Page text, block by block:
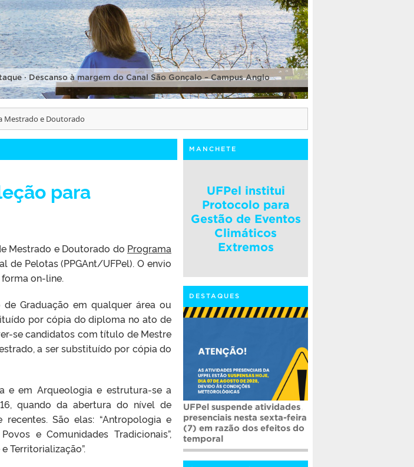
· Descanso à margem do Canal São Gonçalo – Campus Anglo
Mestrado e Doutorado
para
Mestrado e Doutorado do Programa
de Pelotas (PPGAnt/UFPel). O envio
on-line.
Graduação em qualquer área ou
por cópia do diploma no ato de
se candidatos com título de Mestre
a ser substituído por cópia do
e em Arqueologia e estrutura-se a
quando da abertura do nível de
São elas: “Antropologia e
e Comunidades Tradicionais”,
Territorialização”.
MANCHETE
UFPel institui
Protocolo para
Gestão de Eventos
Climáticos
Extremos
DESTAQUES
UFPel suspende atividades
presenciais nesta sexta-feira
(7) em razão dos efeitos do
temporal